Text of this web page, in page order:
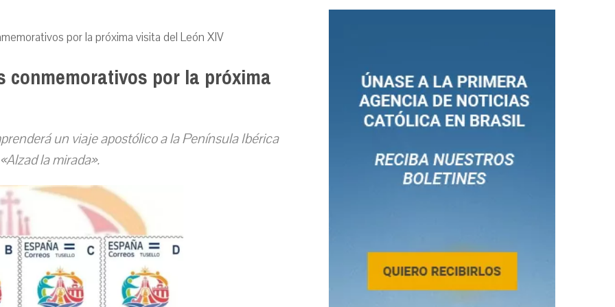
por la próxima visita del León XIV
por la próxima
un viaje apostólico a la Península Ibérica
la mirada».